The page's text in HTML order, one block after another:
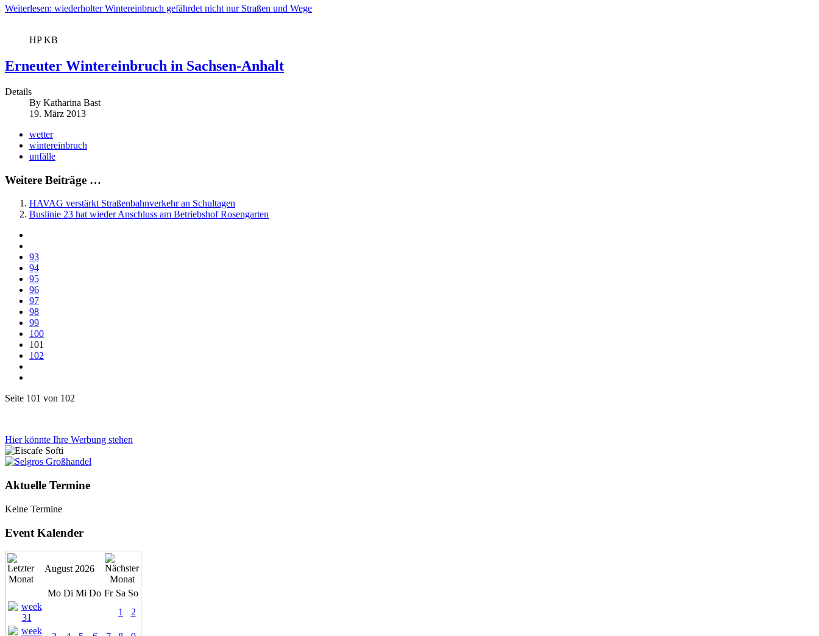
Weiterlesen: wiederholter Wintereinbruch gefährdet nicht nur Straßen und Wege
HP KB
Erneuter Wintereinbruch in Sachsen-Anhalt
Details
By Katharina Bast
19. März 2013
wetter
wintereinbruch
unfälle
Weitere Beiträge …
HAVAG verstärkt Straßenbahnverkehr an Schultagen
Buslinie 23 hat wieder Anschluss am Betriebshof Rosengarten
93
94
95
96
97
98
99
100
101
102
Seite 101 von 102
Hier könnte Ihre Werbung stehen
Aktuelle Termine
Keine Termine
Event Kalender
August 2026
Mo Di Mi Do Fr Sa So
1
2